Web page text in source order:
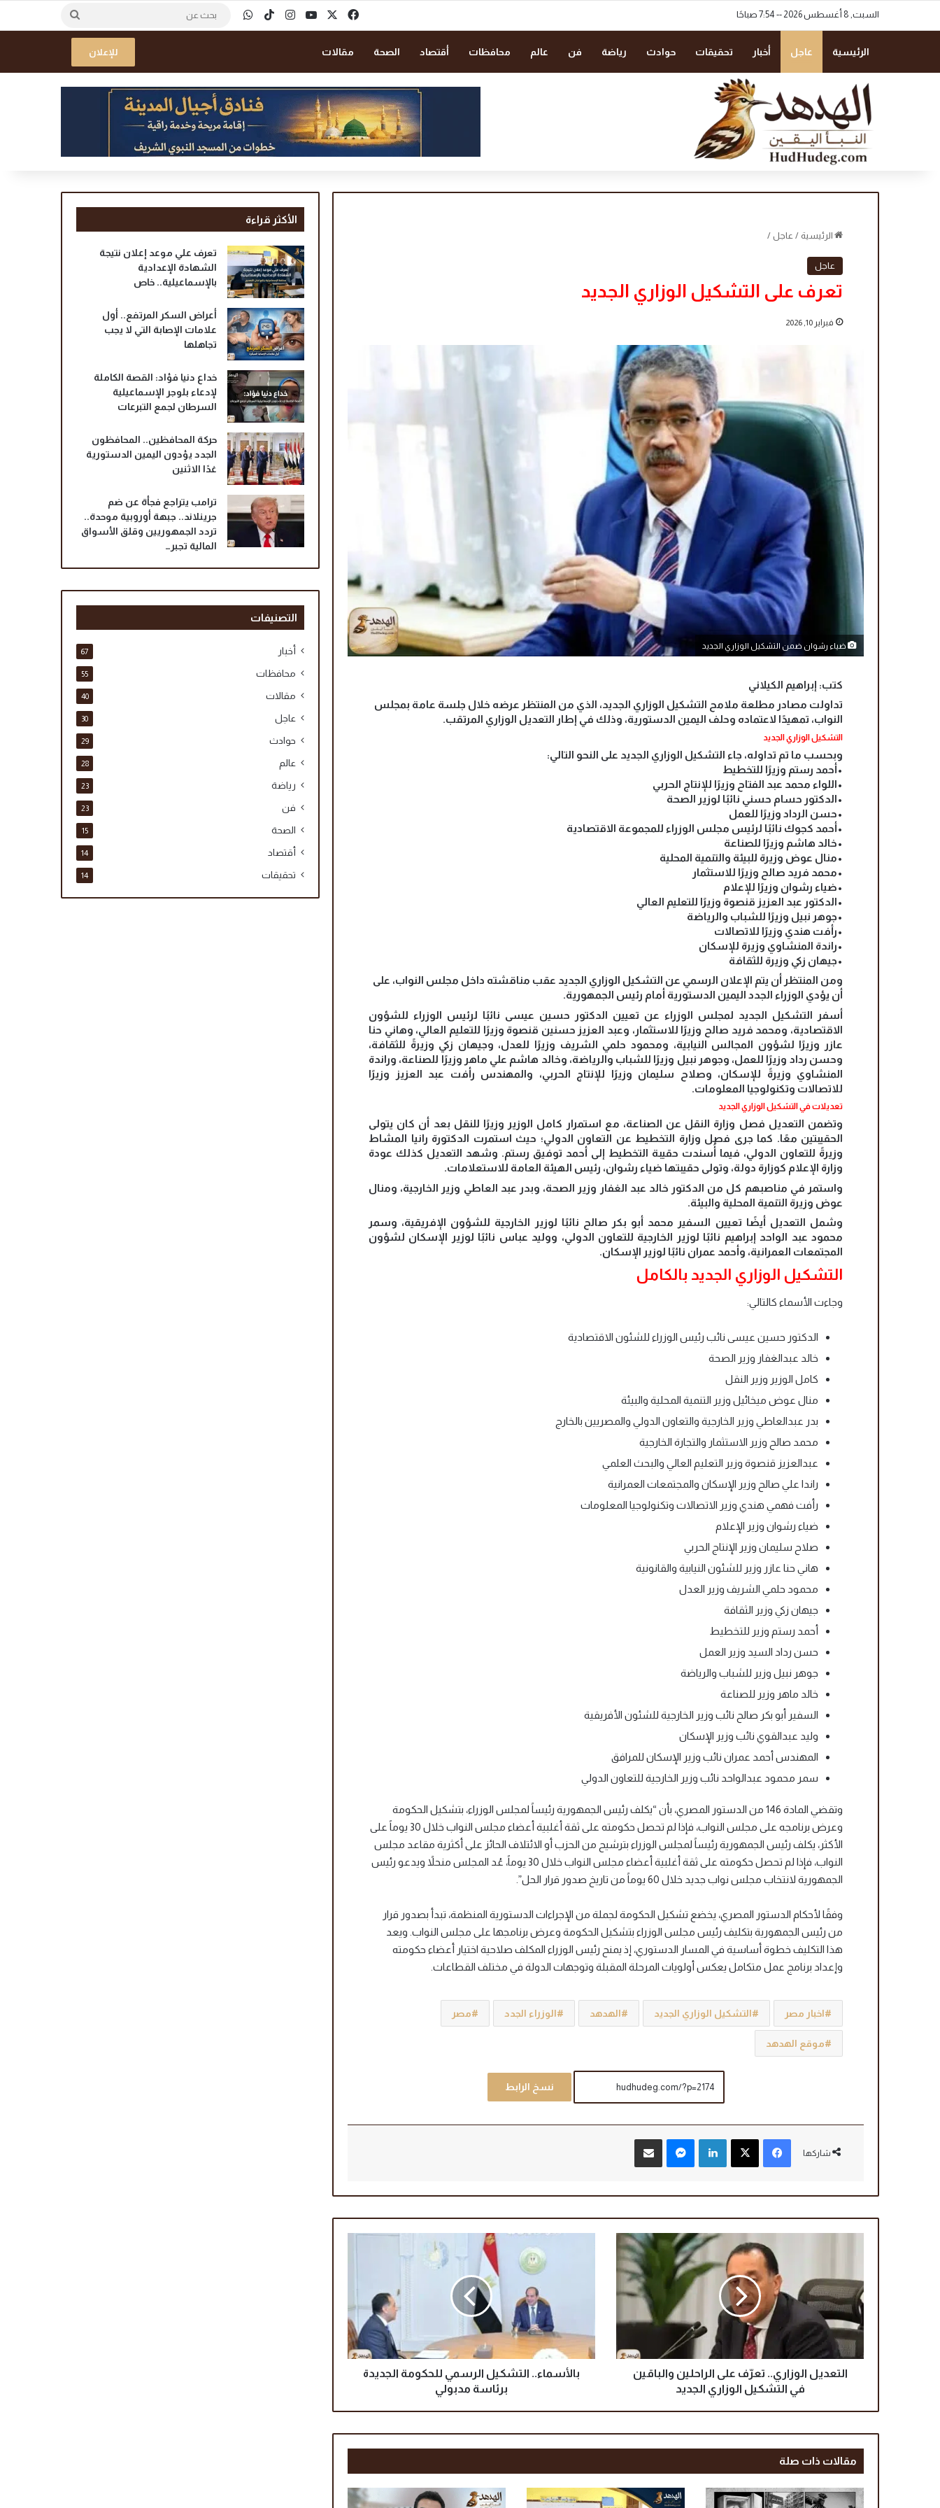
السبت, 8 أغسطس 2026 -- 7:54 صباحًا فيسبوك ‫YouTubeانستقرام‫TikTokواتساب
الرئيسية عاجل أخبار تحقيقات حوادث رياضة فن عالم محافظات أقتصاد الصحة مقالات للإعلان
الرئيسية / عاجل /
عاجل
تعرف على التشكيل الوزاري الجديد
فبراير 10, 2026
ضياء رشوان ضمن التشكيل الوزاري الجديد
كتب: إبراهيم الكيلاني
تداولت مصادر مطلعة ملامح التشكيل الوزاري الجديد، الذي من المنتظر عرضه خلال جلسة عامة بمجلس
النواب، تمهيدًا لاعتماده وحلف اليمين الدستورية، وذلك في إطار التعديل الوزاري المرتقب.
التشكيل الوزاري الجديد
وبحسب ما تم تداوله، جاء التشكيل الوزاري الجديد على النحو التالي:
•أحمد رستم وزيرًا للتخطيط
•اللواء محمد عبد الفتاح وزيرًا للإنتاج الحربي
•الدكتور حسام حسني نائبًا لوزير الصحة
•حسن الرداد وزيرًا للعمل
•أحمد كجوك نائبًا لرئيس مجلس الوزراء للمجموعة الاقتصادية
•خالد هاشم وزيرًا للصناعة
•منال عوض وزيرة للبيئة والتنمية المحلية
•محمد فريد صالح وزيرًا للاستثمار
•ضياء رشوان وزيرًا للإعلام
•الدكتور عبد العزيز قنصوة وزيرًا للتعليم العالي
•جوهر نبيل وزيرًا للشباب والرياضة
•رأفت هندي وزيرًا للاتصالات
•راندة المنشاوي وزيرة للإسكان
•جيهان زكي وزيرة للثقافة
ومن المنتظر أن يتم الإعلان الرسمي عن التشكيل الوزاري الجديد عقب مناقشته داخل مجلس النواب، على
أن يؤدي الوزراء الجدد اليمين الدستورية أمام رئيس الجمهورية.
أسفر التشكيل الجديد لمجلس الوزراء عن تعيين الدكتور حسين عيسى نائبًا لرئيس الوزراء للشؤون
الاقتصادية، ومحمد فريد صالح وزيرًا للاستثمار، وعبد العزيز حسنين قنصوة وزيرًا للتعليم العالي، وهاني حنا
عازر وزيرًا لشؤون المجالس النيابية، ومحمود حلمي الشريف وزيرًا للعدل، وجيهان زكي وزيرةً للثقافة،
وحسن رداد وزيرًا للعمل، وجوهر نبيل وزيرًا للشباب والرياضة، وخالد هاشم علي ماهر وزيرًا للصناعة، وراندة
المنشاوي وزيرةً للإسكان، وصلاح سليمان وزيرًا للإنتاج الحربي، والمهندس رأفت عبد العزيز وزيرًا
للاتصالات وتكنولوجيا المعلومات.
تعديلات في التشكيل الوزاري الجديد
وتضمن التعديل فصل وزارة النقل عن الصناعة، مع استمرار كامل الوزير وزيرًا للنقل بعد أن كان يتولى
الحقيبتين معًا. كما جرى فصل وزارة التخطيط عن التعاون الدولي؛ حيث استمرت الدكتورة رانيا المشاط
وزيرةً للتعاون الدولي، فيما أُسندت حقيبة التخطيط إلى أحمد توفيق رستم. وشهد التعديل كذلك عودة
وزارة الإعلام كوزارة دولة، وتولى حقيبتها ضياء رشوان، رئيس الهيئة العامة للاستعلامات.
واستمر في مناصبهم كل من الدكتور خالد عبد الغفار وزير الصحة، وبدر عبد العاطي وزير الخارجية، ومنال
عوض وزيرة التنمية المحلية والبيئة.
وشمل التعديل أيضًا تعيين السفير محمد أبو بكر صالح نائبًا لوزير الخارجية للشؤون الإفريقية، وسمر
محمود عبد الواحد إبراهيم نائبًا لوزير الخارجية للتعاون الدولي، ووليد عباس نائبًا لوزير الإسكان لشؤون
المجتمعات العمرانية، وأحمد عمران نائبًا لوزير الإسكان.
التشكيل الوزاري الجديد بالكامل
وجاءت الأسماء كالتالي:
الدكتور حسين عيسى نائب رئيس الوزراء للشئون الاقتصادية
خالد عبدالغفار وزير الصحة
كامل الوزير وزير النقل
منال عوض ميخائيل وزير التنمية المحلية والبيئة
بدر عبدالعاطي وزير الخارجية والتعاون الدولي والمصريين بالخارج
محمد صالح وزير الاستثمار والتجارة الخارجية
عبدالعزيز قنصوة وزير التعليم العالي والبحث العلمي
راندا علي صالح وزير الإسكان والمجتمعات العمرانية
رأفت فهمي هندي وزير الاتصالات وتكنولوجيا المعلومات
ضياء رشوان وزير الإعلام
صلاح سليمان وزير الإنتاج الحربي
هاني حنا عازر وزير للشئون النيابية والقانونية
محمود حلمي الشريف وزير العدل
جيهان زكي وزير الثقافة
أحمد رستم وزير للتخطيط
حسن رداد السيد وزير العمل
جوهر نبيل وزير للشباب والرياضة
خالد ماهر وزير للصناعة
السفير أبو بكر صالح نائب وزير الخارجية للشئون الأفريقية
وليد عبدالقوي نائب وزير الإسكان
المهندس أحمد عمران نائب وزير الإسكان للمرافق
سمر محمود عبدالواحد نائب وزير الخارجية للتعاون الدولي
وتقضي المادة 146 من الدستور المصري، بأن “يكلف رئيس الجمهورية رئيساً لمجلس الوزراء، بتشكيل الحكومة
وعرض برنامجه على مجلس النواب، فإذا لم تحصل حكومته على ثقة أغلبية أعضاء مجلس النواب خلال 30 يوماً على
الأكثر، يكلف رئيس الجمهورية رئيساً لمجلس الوزراء بترشيح من الحزب أو الائتلاف الحائز على أكثرية مقاعد مجلس
النواب، فإذا لم تحصل حكومته على ثقة أغلبية أعضاء مجلس النواب خلال 30 يوماً، عُد المجلس منحلاً ويدعو رئيس
الجمهورية لانتخاب مجلس نواب جديد خلال 60 يوماً من تاريخ صدور قرار الحل”.
وفقًا لأحكام الدستور المصري، يخضع تشكيل الحكومة لجملة من الإجراءات الدستورية المنظمة، تبدأ بصدور قرار
من رئيس الجمهورية بتكليف رئيس مجلس الوزراء بتشكيل الحكومة وعرض برنامجها على مجلس النواب. ويعد
هذا التكليف خطوة أساسية في المسار الدستوري، إذ يمنح رئيس الوزراء المكلف صلاحية اختيار أعضاء حكومته
وإعداد برنامج عمل متكامل يعكس أولويات المرحلة المقبلة وتوجهات الدولة في مختلف القطاعات.
اخبار مصر التشكيل الوزاري الجديد الهدهد الوزراء الجدد مصر
موقع الهدهد
نسخ الرابط
شاركها
فيسبوك ‫X لينكدإن
ع
د
ي
ل
ل
ي
ت
ع
رّ
التعديل الوزاري.. تعرّف على الراحلين والباقين
في التشكيل الوزاري الجديد
ء
.
ش
ل
ا
ل
بالأسماء.. التشكيل الرسمي للحكومة الجديدة
برئاسة مدبولي
مقالات ذات صلة
الأكثر قراءة
تعرف علي موعد إعلان نتيجة
الشهادة الإعدادية
بالإسماعيلية.. خاص
أعراض السكر المرتفع.. أول
علامات الإصابة التي لا يجب
تجاهلها
خداع دنيا فؤاد: القصة الكاملة
لإدعاء بلوجر الإسماعيلية
السرطان لجمع التبرعات
حركة المحافظين.. المحافظون
الجدد يؤدون اليمين الدستورية
غدًا الاثنين
ترامب يتراجع فجأة عن ضم
جرينلاند.. جبهة أوروبية موحدة..
تردد الجمهوريين وقلق الأسواق
المالية تجبر…
التصنيفات
أخبار 67
محافظات 55
مقالات 40
عاجل 30
حوادث 29
عالم 28
رياضة 23
فن 23
الصحة 15
أقتصاد 14
تحقيقات 14